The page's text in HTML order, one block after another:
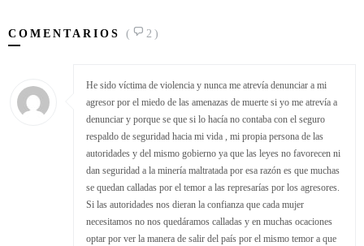
COMENTARIOS ( 2)
He sido víctima de violencia y nunca me atrevía denunciar a mi
agresor por el miedo de las amenazas de muerte si yo me atrevía a
denunciar y porque se que si lo hacía no contaba con el seguro
respaldo de seguridad hacia mi vida , mi propia persona de las
autoridades y del mismo gobierno ya que las leyes no favorecen ni
dan seguridad a la minería maltratada por esa razón es que muchas
se quedan calladas por el temor a las represarías por los agresores.
Si las autoridades nos dieran la confianza que cada mujer
necesitamos no nos quedáramos calladas y en muchas ocaciones
optar por ver la manera de salir del país por el mismo temor a que